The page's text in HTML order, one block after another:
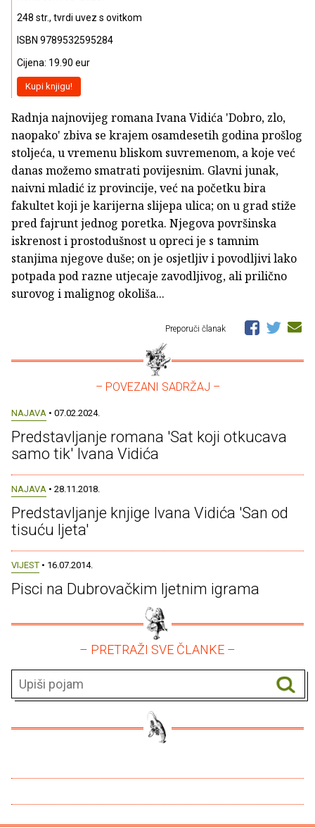
248 str., tvrdi uvez s ovitkom
ISBN 9789532595284
Cijena: 19.90 eur
Kupi knjigu!
Radnja najnovijeg romana Ivana Vidića 'Dobro, zlo,
naopako' zbiva se krajem osamdesetih godina prošlog
stoljeća, u vremenu bliskom suvremenom, a koje već
danas možemo smatrati povijesnim. Glavni junak,
naivni mladić iz provincije, već na početku bira
fakultet koji je karijerna slijepa ulica; on u grad stiže
pred fajrunt jednog poretka. Njegova površinska
iskrenost i prostodušnost u opreci je s tamnim
stanjima njegove duše; on je osjetljiv i povodljivi lako
potpada pod razne utjecaje zavodljivog, ali prilično
surovog i malignog okoliša...
Preporuči članak
– POVEZANI SADRŽAJ –
NAJAVA • 07.02.2024.
Predstavljanje romana 'Sat koji otkucava
samo tik' Ivana Vidića
NAJAVA • 28.11.2018.
Predstavljanje knjige Ivana Vidića 'San od
tisuću ljeta'
VIJEST • 16.07.2014.
Pisci na Dubrovačkim ljetnim igrama
– PRETRAŽI SVE ČLANKE –